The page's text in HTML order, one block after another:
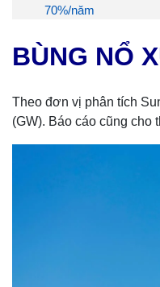
70%/năm
BÙNG NỔ
Theo đơn vị phân tích
(GW). Báo cáo cũng cho